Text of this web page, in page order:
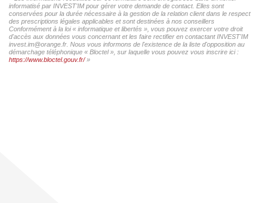
informatisé par INVEST'IM pour gérer votre demande de contact. Elles sont
conservées pour la durée nécessaire à la gestion de la relation client dans le respect
des prescriptions légales applicables et sont destinées à nos conseillers
Conformément à la loi « informatique et libertés », vous pouvez exercer votre droit
d'accès aux données vous concernant et les faire rectifier en contactant INVEST'IM
invest.im@orange.fr. Nous vous informons de l'existence de la liste d'opposition au
démarchage téléphonique « Bloctel », sur laquelle vous pouvez vous inscrire ici :
https://www.bloctel.gouv.fr/»